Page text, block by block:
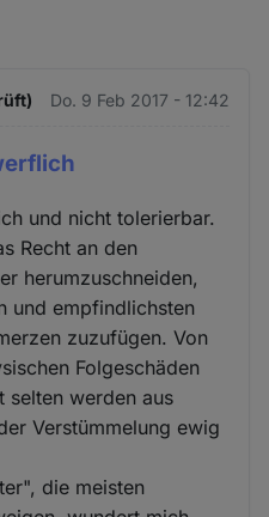
Do. 9 Feb 2017 - 12:42
und nicht tolerierbar.
Recht an den
herumzuschneiden,
und empfindlichsten
zuzufügen. Von
Folgeschäden
selten werden aus
Verstümmelung ewig
die meisten